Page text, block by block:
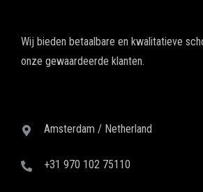
Wij bieden betaalbare en kwalitatieve
onze gewaardeerde klanten.
Amsterdam / Netherland
+31 970 102 75110